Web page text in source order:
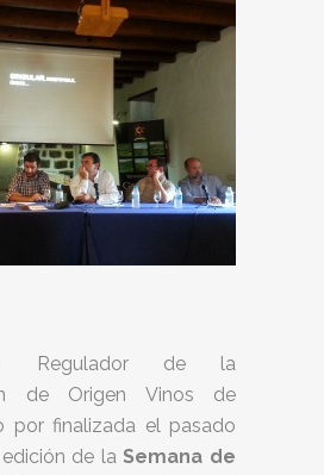
Regulador de la
de Origen Vinos de
por finalizada el pasado
edición de laSemana de